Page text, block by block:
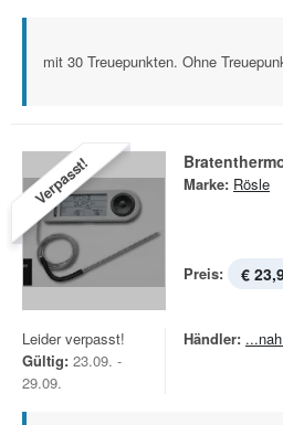
mit 30 Treuepunkten. Ohne
Verpasst! Marke: Rösle
Preis: €
Leider verpasst!
Gültig: 23.09. -
29.09.
Händler: